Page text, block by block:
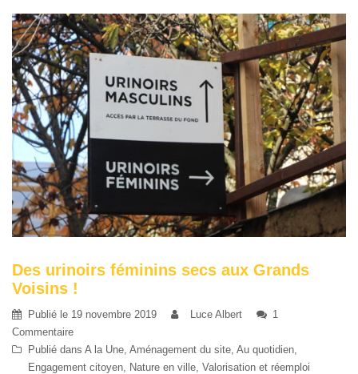
Des urinoirs féminins secs aux Grands
Voisins !
Publié le 19 novembre 2019 Luce Albert
1
Commentaire
Publié dans A la Une Aménagement du site Au quotidien
Engagement citoyen Nature en ville Valorisation et réemploi